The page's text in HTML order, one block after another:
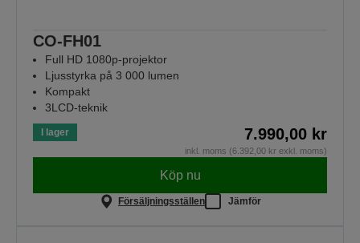
CO-FH01
Full HD 1080p-projektor
Ljusstyrka på 3 000 lumen
Kompakt
3LCD-teknik
I lager 7.990,00 kr
inkl. moms (6.392,00 kr exkl. moms)
Köp nu
Försäljningsställen Jämför